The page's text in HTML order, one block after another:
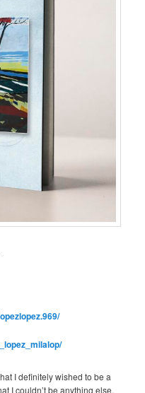
I definitely wished to be a
I couldn’t be anything else.